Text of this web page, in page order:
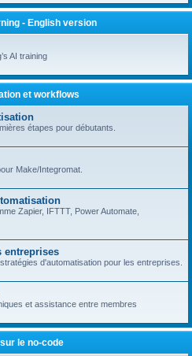
- English version
AI training
et workflows
étapes pour débutants.
Make/Integromat.
Zapier, IFTTT, Power Automate,
entreprises
d'automatisation pour les entreprises.
et assistance entre membres
le no-code